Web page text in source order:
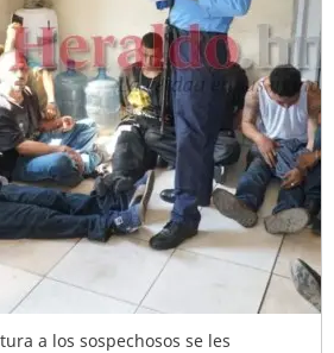
a los sospechosos se les